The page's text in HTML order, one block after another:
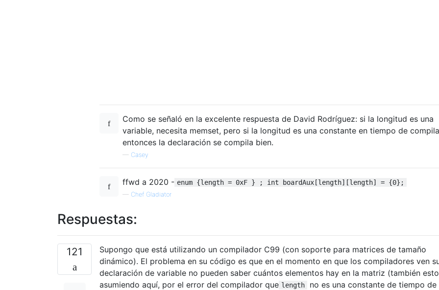
Como se señaló en la excelente respuesta de David Rodríguez: si la longitud es una
variable, necesita memset, pero si la longitud es una constante en tiempo de
entonces la declaración se compila bien.
— Casey
ffwd a 2020 - enum {length = 0xF } ; int boardAux[length][length] = {0};
— Chef Gladiator
Respuestas:
121
Supongo que está utilizando un compilador C99 (con soporte para matrices de tamaño
dinámico). El problema en su código es que en el momento en que los compiladores ven
declaración de variable no pueden saber cuántos elementos hay en la matriz (también
asumiendo aquí, por el error del compilador que length
no es una constante de tiempo de